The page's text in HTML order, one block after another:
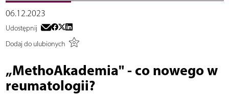
06.12.2023
Udostępnij
Dodaj do ulubionych
„MethoAkademia" - co nowego w
reumatologii?